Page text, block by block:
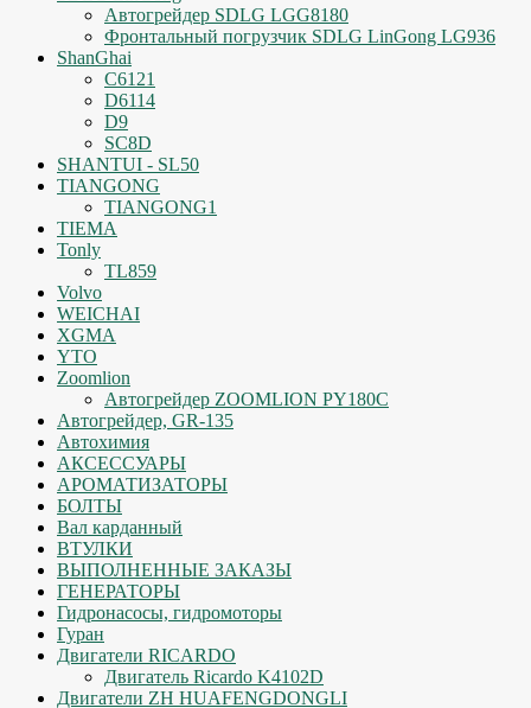
Автогрейдер SDLG LGG8180
Фронтальный погрузчик SDLG LinGong LG936
ShanGhai
C6121
D6114
D9
SC8D
SHANTUI - SL50
TIANGONG
TIANGONG1
TIEMA
Tonly
TL859
Volvo
WEICHAI
XGMA
YTO
Zoomlion
Автогрейдер ZOOMLION PY180C
Автогрейдер, GR-135
Автохимия
АКСЕССУАРЫ
АРОМАТИЗАТОРЫ
БОЛТЫ
Вал карданный
ВТУЛКИ
ВЫПОЛНЕННЫЕ ЗАКАЗЫ
ГЕНЕРАТОРЫ
Гидронасосы, гидромоторы
Гуран
Двигатели RICARDO
Двигатель Ricardo K4102D
Двигатели ZH HUAFENGDONGLI